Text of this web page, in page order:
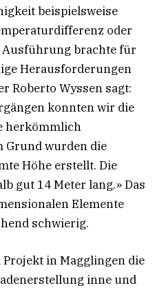
beispielsweise
oder
Ausführung brachte für
Herausforderungen
Roberto Wyssen sagt:
konnten wir die
herkömmlich
Grund wurden die
Höhe erstellt. Die
gut 14 Meter lang.» Das
Elemente
schwierig.
Projekt in Magglingen die
inne und